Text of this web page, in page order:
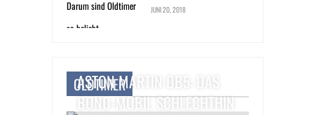
JUNI 20, 2018
OLDTIMER
ASTON MARTIN DB5: DAS
BOND-MOBIL SCHLECHTHIN